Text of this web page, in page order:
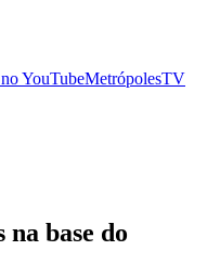
YouTubeMetrópolesTV
na base do